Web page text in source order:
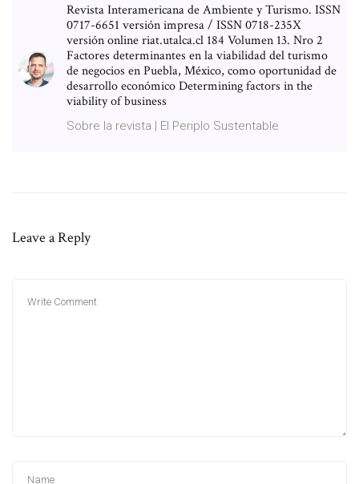
Revista Interamericana de Ambiente y Turismo. ISSN
0717-6651 versión impresa / ISSN 0718-235X
versión online riat.utalca.cl 184 Volumen 13. Nro 2
Factores determinantes en la viabilidad del turismo
de negocios en Puebla, México, como oportunidad de
desarrollo económico Determining factors in the
viability of business
Sobre la revista | El Periplo Sustentable
Leave a Reply